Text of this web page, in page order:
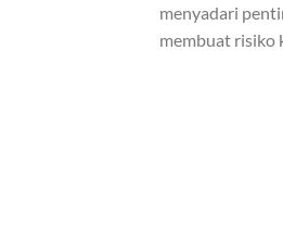
menyadari
membuat risiko